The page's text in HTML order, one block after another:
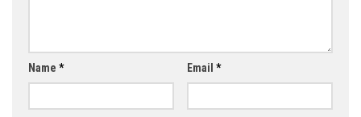
Name * Email *